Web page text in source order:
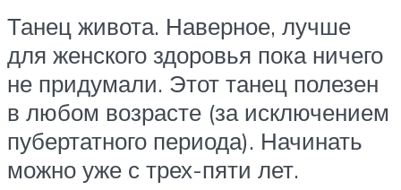
Танец живота. Наверное, лучше
для женского здоровья пока ничего
не придумали. Этот танец полезен
в любом возрасте (за исключением
пубертатного периода). Начинать
можно уже с трех-пяти лет.